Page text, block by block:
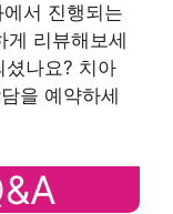
서 진행되는
게 리뷰해보세
셨나요? 치아
을 예약하세